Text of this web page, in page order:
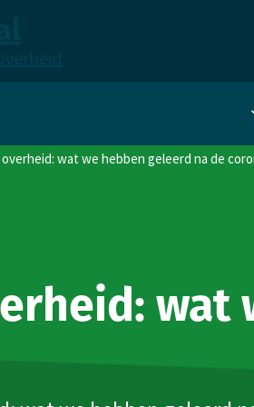
wat we hebben geleerd na de
wat